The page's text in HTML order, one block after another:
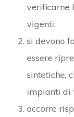
verificarne
vigenti;
si devono
essere
sintetiche,
impianti di
occorre